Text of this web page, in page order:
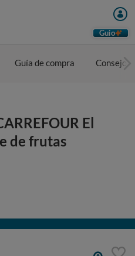
Guio
Guía de compra Consejos
El
de frutas